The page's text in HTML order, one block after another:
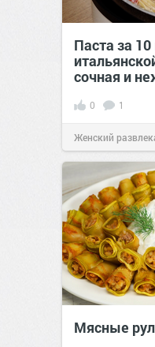
Паста за
сочная и
0 1
Женский
сайт.23:4006
Мясные